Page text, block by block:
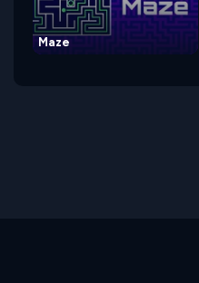
Maze